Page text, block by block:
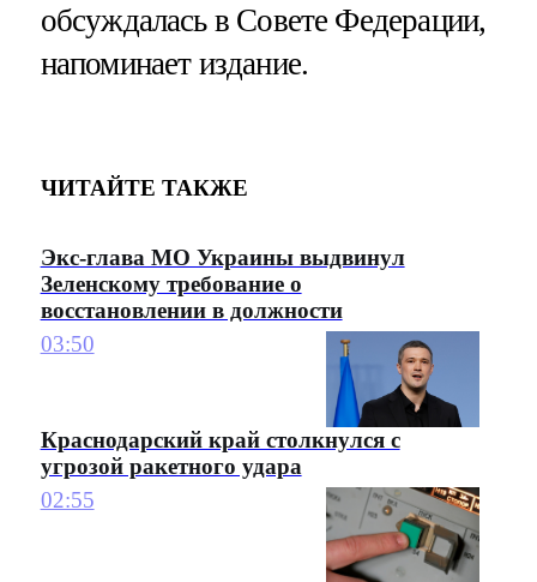
обсуждалась в Совете Федерации,
напоминает издание.
ЧИТАЙТЕ ТАКЖЕ
Экс-глава МО Украины выдвинул
Зеленскому требование о
восстановлении в должности
03:50
Краснодарский край столкнулся с
угрозой ракетного удара
02:55